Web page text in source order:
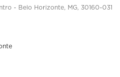
- Belo Horizonte, MG, 30160-031